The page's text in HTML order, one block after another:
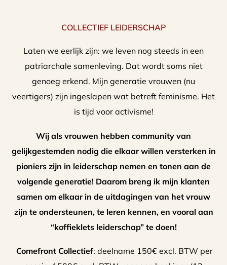
COLLECTIEF LEIDERSCHAP
Laten we eerlijk zijn: we leven nog steeds in een
patriarchale samenleving. Dat wordt soms niet
genoeg erkend. Mijn generatie vrouwen (nu
veertigers) zijn ingeslapen wat betreft feminisme. Het
is tijd voor activisme!
Wij als vrouwen hebben community van
gelijkgestemden nodig die elkaar willen versterken in
pioniers zijn in leiderschap nemen en tonen aan de
volgende generatie! Daarom breng ik mijn klanten
samen om elkaar in de uitdagingen van het vrouw
zijn te ondersteunen, te leren kennen, en vooral aan
“koffieklets leiderschap” te doen!
Comefront Collectief: deelname 150€ excl. BTW per